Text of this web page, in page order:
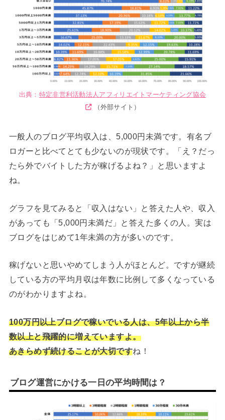
出典： 特定非営利活動法人アフィリエイトマーケティング協会
（外部サイト）
一般人のブログ平均収入は、5,000円未満です。有名ブ
ロガーと比べてとても少ないのが現状です。「え？だっ
たら外でバイトした方が稼げるよね？」と思いますよ
ね。
グラフを見てみると「収入はない」と答えた人や、収入
があっても「5,000円未満だ」と答えた多くの人。実は
ブログをはじめて1年未満の方が多いのです。
稼げないと思いやめてしまう人がほとんど。ですが継続
している方の平均月収は年数に比例して多くなっている
のがわかりますよね。
100万円以上ブログで稼いでいる人は、5年以上から半
数以上と飛躍的に増えていますよ。
あきらめず続けることが大切ですね！
ブログ運営にかける一日の平均時間は？